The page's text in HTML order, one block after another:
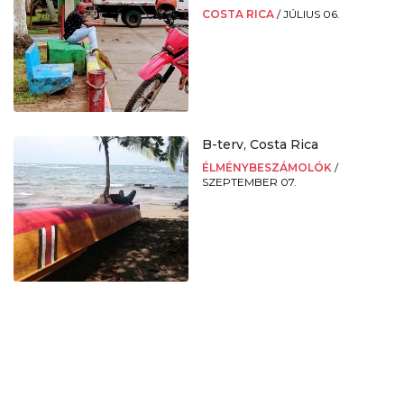
COSTA RICA /JÚLIUS 06.
B-terv, Costa Rica
ÉLMÉNYBESZÁMOLÓK /
SZEPTEMBER 07.